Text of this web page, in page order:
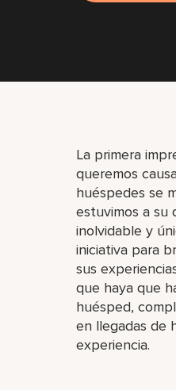
La primera
queremos
huéspedes se
estuvimos a su
inolvidable y
iniciativa para
sus
que haya que
huésped,
en llegadas de
experiencia.